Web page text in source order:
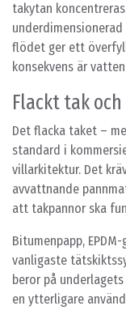
takytan
flödet ger ett
konsekvens är
Flackt tak
Det flacka taket –
standard i
villarkitektur. Det
avvattnande
att takpannor ska
Bitumenpapp,
vanligaste
beror på
en ytterligare